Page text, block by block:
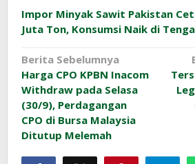
Impor Minyak Sawit Pakistan
Juta Ton, Konsumsi Naik di
Navigasi
pos
Berita Sebelumnya
Harga CPO KPBN Inacom
Withdraw pada Selasa
(30/9), Perdagangan
CPO di Bursa Malaysia
Ditutup Melemah